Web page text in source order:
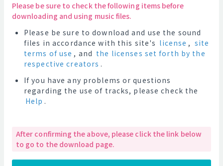
Please be sure to check the following items before
downloading and using music files.
Please be sure to download and use the sound
files in accordance with this site's license , site
terms of use , and the licenses set forth by the
respective creators .
If you have any problems or questions
regarding the use of tracks, please check the
Help .
After confirming the above, please click the link below
to go to the download page.